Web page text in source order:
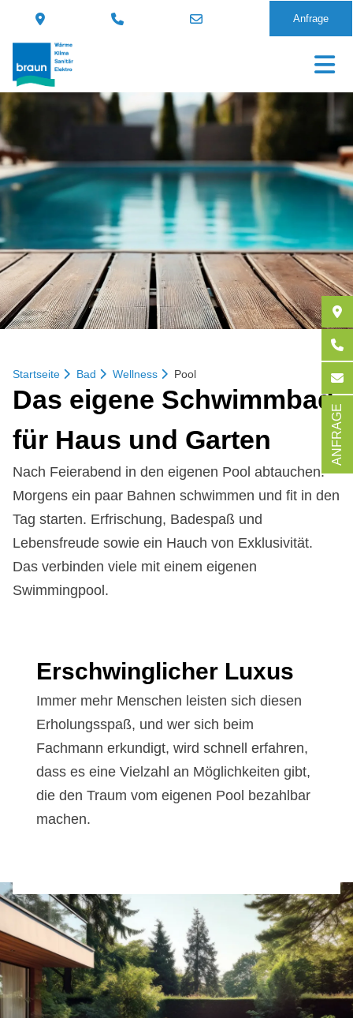
Direkt
zum
Anfrage
Startseite Bad Wellness Pool
Das ei­ge­ne Schwimm­bad
für Haus und Gar­ten
Nach Feierabend in den eigenen Pool abtauchen.
Morgens ein paar Bahnen schwimmen und fit in den
Tag starten. Erfrischung, Badespaß und
Lebensfreude sowie ein Hauch von Exklusivität.
Das verbinden viele mit einem eigenen
Swimmingpool.
Er­schwing­li­cher Lu­xus
Immer mehr Menschen leisten sich diesen
Erholungsspaß, und wer sich beim
Fachmann erkundigt, wird schnell erfahren,
dass es eine Vielzahl an Möglichkeiten gibt,
die den Traum vom eigenen Pool bezahlbar
machen.
ANFRAGE